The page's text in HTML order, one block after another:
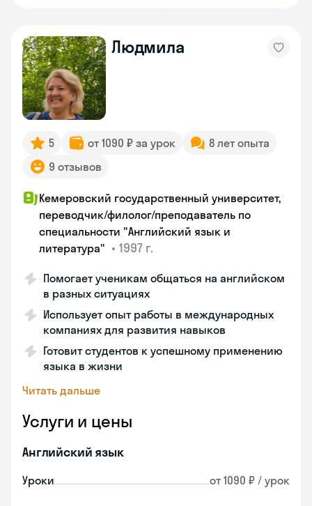
Людмила
5 от 1090 ₽ за урок
8 лет опыта
9 отзывов
Кемеровский государственный университет,
переводчик/филолог/преподаватель по
специальности "Английский язык и
литература" • 1997 г.
Помогает ученикам общаться на английском
в разных ситуациях
Использует опыт работы в международных
компаниях для развития навыков
Готовит студентов к успешному применению
языка в жизни
Читать дальше
Услуги и цены
Английский язык
Уроки от 1090 ₽ / урок